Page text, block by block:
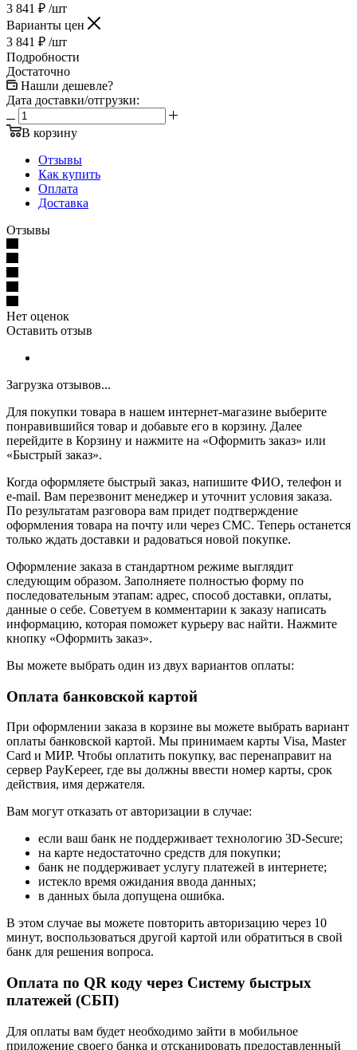
3 841 ₽ /шт
Варианты цен
3 841 ₽ /шт
Подробности
Достаточно
Нашли дешевле?
Дата доставки/отгрузки:
В корзину
Отзывы
Как купить
Оплата
Доставка
Отзывы
Нет оценок
Оставить отзыв
Загрузка отзывов...
Для покупки товара в нашем интернет-магазине выберите
понравившийся товар и добавьте его в корзину. Далее
перейдите в Корзину и нажмите на «Оформить заказ» или
«Быстрый заказ».
Когда оформляете быстрый заказ, напишите ФИО, телефон и
e-mail. Вам перезвонит менеджер и уточнит условия заказа.
По результатам разговора вам придет подтверждение
оформления товара на почту или через СМС. Теперь останется
только ждать доставки и радоваться новой покупке.
Оформление заказа в стандартном режиме выглядит
следующим образом. Заполняете полностью форму по
последовательным этапам: адрес, способ доставки, оплаты,
данные о себе. Советуем в комментарии к заказу написать
информацию, которая поможет курьеру вас найти. Нажмите
кнопку «Оформить заказ».
Вы можете выбрать один из двух вариантов оплаты:
Оплата банковской картой
При оформлении заказа в корзине вы можете выбрать вариант
оплаты банковской картой. Мы принимаем карты Visa, Master
Card и МИР. Чтобы оплатить покупку, вас перенаправит на
сервер PayKepeer, где вы должны ввести номер карты, срок
действия, имя держателя.
Вам могут отказать от авторизации в случае:
если ваш банк не поддерживает технологию 3D-Secure;
на карте недостаточно средств для покупки;
банк не поддерживает услугу платежей в интернете;
истекло время ожидания ввода данных;
в данных была допущена ошибка.
В этом случае вы можете повторить авторизацию через 10
минут, воспользоваться другой картой или обратиться в свой
банк для решения вопроса.
Оплата по QR коду через Систему быстрых
платежей (СБП)
Для оплаты вам будет необходимо зайти в мобильное
приложение своего банка и отсканировать предоставленный